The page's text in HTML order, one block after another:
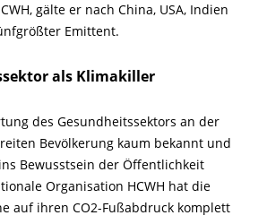
gälte er nach China, USA, Indien
Emittent.
als Klimakiller
des Gesundheitssektors an der
Bevölkerung kaum bekannt und
Bewusstsein der Öffentlichkeit
Organisation HCWH hat die
auf ihren CO2-Fußabdruck komplett